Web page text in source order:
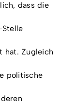
dass die
Stelle
hat. Zugleich
politische